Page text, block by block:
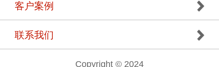
客户案例
联系我们
Copyright © 2024